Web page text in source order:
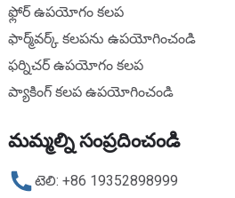
ఫ్లోర్ ఉపయోగం కలప
ఫార్మ్‌వర్క్ కలపను ఉపయోగించండి
ఫర్నిచర్ ఉపయోగం కలప
ప్యాకింగ్ కలప ఉపయోగించండి
మమ్మల్ని సంప్రదించండి
టెలి: +86 19352898999